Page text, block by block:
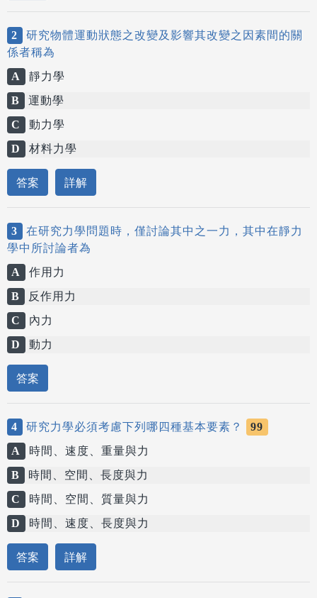
2
研究物體運動狀態之改變及影響其改變之因素間的關
係者稱為
A
靜力學
B
運動學
C
動力學
D
材料力學
答案 詳解
3
在研究力學問題時，僅討論其中之一力，其中在靜力
學中所討論者為
A
作用力
B
反作用力
C
內力
D
動力
答案
4 研究力學必須考慮下列哪四種基本要素？
99
A
時間、速度、重量與力
B
時間、空間、長度與力
C
時間、空間、質量與力
D
時間、速度、長度與力
答案 詳解